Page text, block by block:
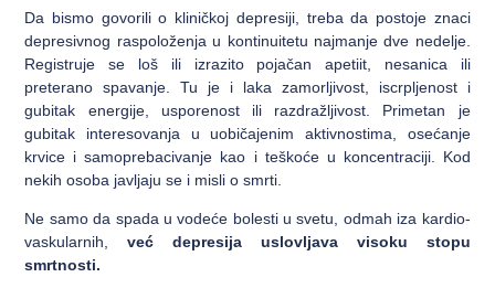
Da bismo govorili o kliničkoj depresiji, treba da postoje znaci
depresivnog raspoloženja u kontinuitetu najmanje dve nedelje.
Registruje se loš ili izrazito pojačan apetiit, nesanica ili
preterano spavanje. Tu je i laka zamorljivost, iscrpljenost i
gubitak energije, usporenost ili razdražljivost. Primetan je
gubitak interesovanja u uobičajenim aktivnostima, osećanje
krvice i samoprebacivanje kao i teškoće u koncentraciji. Kod
nekih osoba javljaju se i misli o smrti.
Ne samo da spada u vodeće bolesti u svetu, odmah iza kardio-
vaskularnih,već depresija uslovljava visoku stopu
smrtnosti.